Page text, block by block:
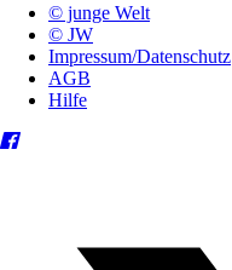
© junge Welt
© JW
Impressum/Datenschutz
AGB
Hilfe